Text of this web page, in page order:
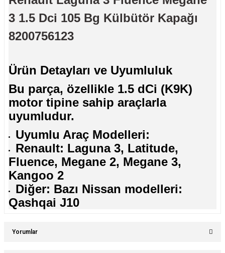
3 1.5 Dci 105 Bg Külbütör Kapağı
8200756123
Ürün Detayları ve Uyumluluk
Bu parça, özellikle 1.5 dCi (K9K)
motor tipine sahip araçlarla
uyumludur.
Uyumlu Araç Modelleri:
Renault: Laguna 3, Latitude,
Fluence, Megane 2, Megane 3,
Kangoo 2
Diğer: Bazı Nissan modelleri:
Qashqai J10
Yorumlar